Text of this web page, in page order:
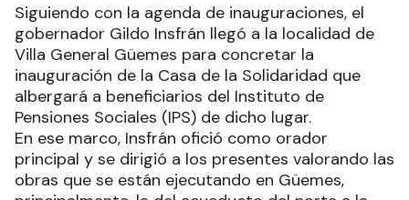
Siguiendo con la agenda de inauguraciones, el
gobernador Gildo Insfrán llegó a la localidad de
Villa General Güemes para concretar la
inauguración de la Casa de la Solidaridad que
albergará a beneficiarios del Instituto de
Pensiones Sociales (IPS) de dicho lugar.
En ese marco, Insfrán ofició como orador
principal y se dirigió a los presentes valorando las
obras que se están ejecutando en Güemes,